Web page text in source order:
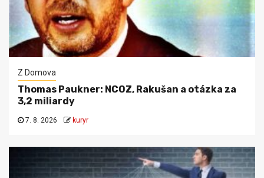
Z Domova
Thomas Paukner: NCOZ, Rakušan a otázka za
3,2 miliardy
7. 8. 2026 kuryr